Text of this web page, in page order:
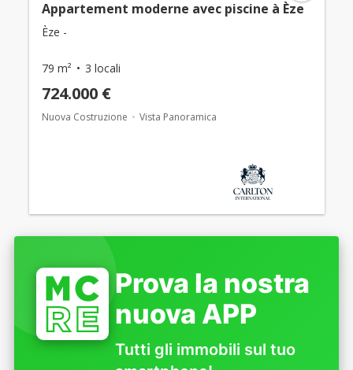
Appartement moderne avec piscine à Èze
Èze -
79 m² 3 locali
724.000 €
Nuova Costruzione Vista Panoramica
Prova la nostra
nuova APP
Tutti gli immobili sul tuo